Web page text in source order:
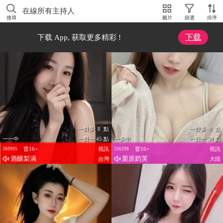
搜尋
在線所有主持人
圖片 篩選 排序
下载 App, 获取更多精彩 ! 下载
一一中
一對多 8 點
一對一 45 點
普16+
視訊
260995
酒釀梨渦 台灣
一多中
一對多 8 點
一對一 50 點
普16+
視訊
256298
栗原奶芙 大陸